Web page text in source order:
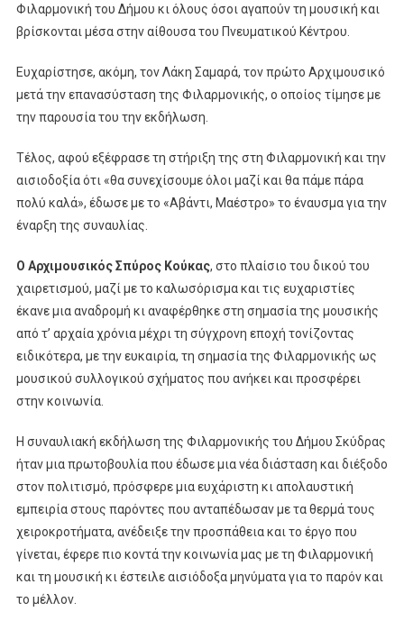
Φιλαρμονική του Δήμου κι όλους όσοι αγαπούν τη μουσική και
βρίσκονται μέσα στην αίθουσα του Πνευματικού Κέντρου.
Ευχαρίστησε, ακόμη, τον Λάκη Σαμαρά, τον πρώτο Αρχιμουσικό
μετά την επανασύσταση της Φιλαρμονικής, ο οποίος τίμησε με
την παρουσία του την εκδήλωση.
Τέλος, αφού εξέφρασε τη στήριξη της στη Φιλαρμονική και την
αισιοδοξία ότι «θα συνεχίσουμε όλοι μαζί και θα πάμε πάρα
πολύ καλά», έδωσε με το «Αβάντι, Μαέστρο» το έναυσμα για την
έναρξη της συναυλίας.
Ο Αρχιμουσικός Σπύρος Κούκας, στο πλαίσιο του δικού του
χαιρετισμού, μαζί με το καλωσόρισμα και τις ευχαριστίες
έκανε μια αναδρομή κι αναφέρθηκε στη σημασία της μουσικής
από τ’ αρχαία χρόνια μέχρι τη σύγχρονη εποχή τονίζοντας
ειδικότερα, με την ευκαιρία, τη σημασία της Φιλαρμονικής ως
μουσικού συλλογικού σχήματος που ανήκει και προσφέρει
στην κοινωνία.
Η συναυλιακή εκδήλωση της Φιλαρμονικής του Δήμου Σκύδρας
ήταν μια πρωτοβουλία που έδωσε μια νέα διάσταση και διέξοδο
στον πολιτισμό, πρόσφερε μια ευχάριστη κι απολαυστική
εμπειρία στους παρόντες που ανταπέδωσαν με τα θερμά τους
χειροκροτήματα, ανέδειξε την προσπάθεια και το έργο που
γίνεται, έφερε πιο κοντά την κοινωνία μας με τη Φιλαρμονική
και τη μουσική κι έστειλε αισιόδοξα μηνύματα για το παρόν και
το μέλλον.